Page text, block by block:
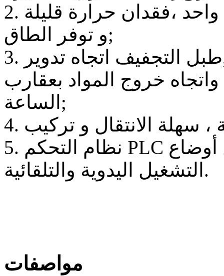
2. بل التجفيف وطبل الخلط بجسم واحد ،فقدان حرارة قليلة
و توفر الطاق;
3. هيكل بسيط و سهلة التحكم ,طبل التجفيف اتجاه تدوير
خروج المواد بعقارب
الساعة;
5. نظام التحكم PLC مع شاشاة خصة يمكن تبديل بين أوضاع
التشغيل اليدوية والتلقائية.
مواصفات